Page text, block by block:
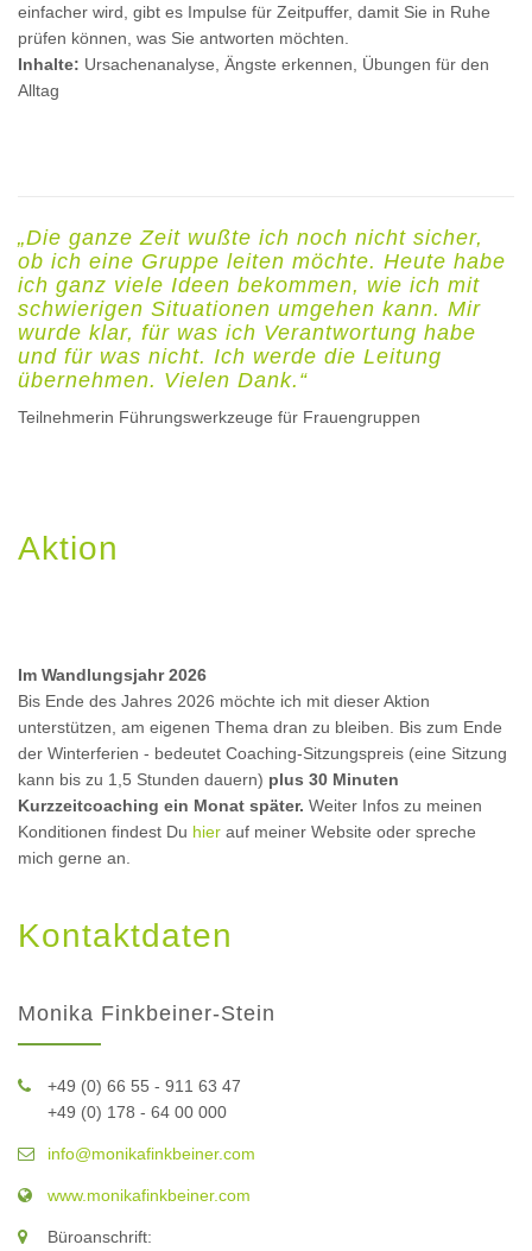
einfacher wird, gibt es Impulse für Zeitpuffer, damit Sie in Ruhe
prüfen können, was Sie antworten möchten.
Inhalte: Ursachenanalyse, Ängste erkennen, Übungen für den
Alltag
„Die ganze Zeit wußte ich noch nicht sicher,
ob ich eine Gruppe leiten möchte. Heute habe
ich ganz viele Ideen bekommen, wie ich mit
schwierigen Situationen umgehen kann. Mir
wurde klar, für was ich Verantwortung habe
und für was nicht. Ich werde die Leitung
übernehmen. Vielen Dank.“
Teilnehmerin Führungswerkzeuge für Frauengruppen
Aktion
Im Wandlungsjahr 2026
Bis Ende des Jahres 2026 möchte ich mit dieser Aktion
unterstützen, am eigenen Thema dran zu bleiben. Bis zum Ende
der Winterferien - bedeutet Coaching-Sitzungspreis (eine Sitzung
kann bis zu 1,5 Stunden dauern) plus 30 Minuten
Kurzzeitcoaching ein Monat später. Weiter Infos zu meinen
Konditionen findest Du hier auf meiner Website oder spreche
mich gerne an.
Kontaktdaten
Monika Finkbeiner-Stein
+49 (0) 66 55 - 911 63 47
+49 (0) 178 - 64 00 000
info@monikafinkbeiner.com
www.monikafinkbeiner.com
Büroanschrift: